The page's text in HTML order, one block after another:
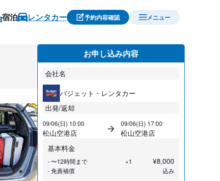
宿泊 レンタカー 予約内容確認 メニュー
お申し込み内容
会社名
バジェット・レンタカー
出発/返却
09/06(日) 10:00
松山空港店
09/06(日) 17:00
松山空港店
基本料金
- 〜12時間まで ×1 ¥8,000
- 免責補償 込み